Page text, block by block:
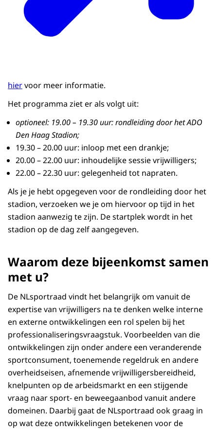
hiervoor meer informatie.
Het programma ziet er als volgt uit:
optioneel: 19.00 – 19.30 uur: rondleiding door het ADO
Den Haag Stadion;
19.30 – 20.00 uur: inloop met een drankje;
20.00 – 22.00 uur: inhoudelijke sessie vrijwilligers;
22.00 – 22.30 uur: gelegenheid tot napraten.
Als je je hebt opgegeven voor de rondleiding door het
stadion, verzoeken we je om hiervoor op tijd in het
stadion aanwezig te zijn. De startplek wordt in het
stadion op de dag zelf aangegeven.
Waarom deze bijeenkomst samen
met u?
De NLsportraad vindt het belangrijk om vanuit de
expertise van vrijwilligers na te denken welke interne
en externe ontwikkelingen een rol spelen bij het
professionaliseringsvraagstuk. Voorbeelden van die
ontwikkelingen zijn onder andere een veranderende
sportconsument, toenemende regeldruk en andere
overheidseisen, afnemende vrijwilligersbereidheid,
knelpunten op de arbeidsmarkt en een stijgende
vraag naar sport- en beweegaanbod vanuit andere
domeinen. Daarbij gaat de NLsportraad ook graag in
op wat deze ontwikkelingen betekenen voor de